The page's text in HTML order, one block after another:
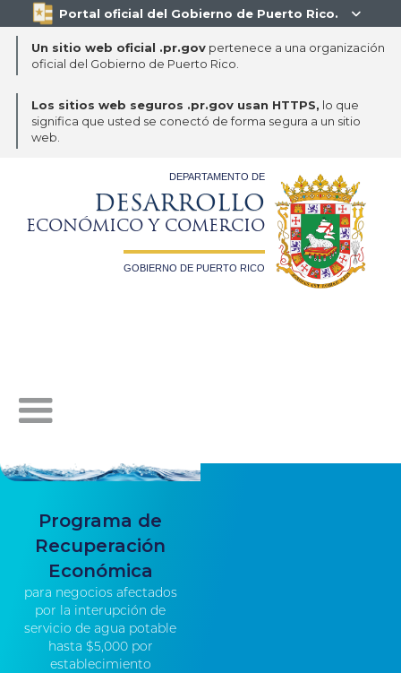
Portal oficial del Gobierno de Puerto Rico. 
Un sitio web oficial .pr.govpertenece a una organización
oficial del Gobierno de Puerto Rico.
Los sitios web seguros .pr.gov usan HTTPS, lo que
significa que usted se conectó de forma segura a un sitio
web.
DEPARTAMENTO DE
DESARROLLO
ECONÓMICO Y COMERCIO
GOBIERNO DE PUERTO RICO
Programa de
Recuperación
Económica
para negocios afectados
por la interupción de
servicio de agua potable
hasta $5,000 por
establecimiento